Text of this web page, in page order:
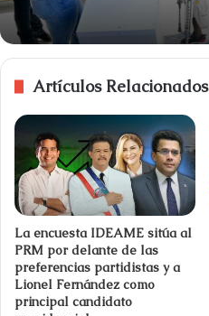
Artículos Relacionados
La encuesta IDEAME sitúa al
PRM por delante de las
preferencias partidistas y a
Lionel Fernández como
principal candidato